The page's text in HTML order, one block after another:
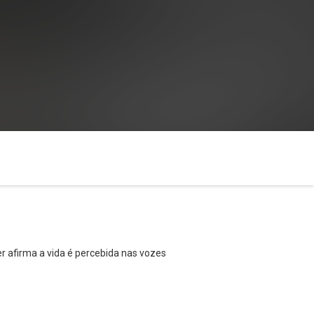
afirma a vida é percebida nas vozes